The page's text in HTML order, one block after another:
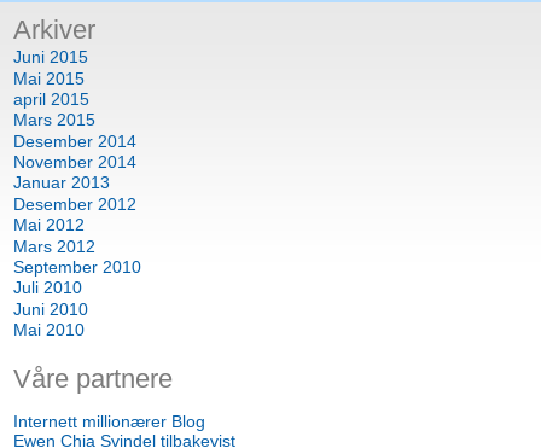
Arkiver
Juni 2015
Mai 2015
april 2015
Mars 2015
Desember 2014
November 2014
Januar 2013
Desember 2012
Mai 2012
Mars 2012
September 2010
Juli 2010
Juni 2010
Mai 2010
Våre partnere
Internett millionærer Blog
Ewen Chia Svindel tilbakevist